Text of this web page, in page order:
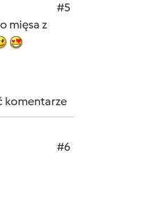
#5
mięsa z
komentarze
#6